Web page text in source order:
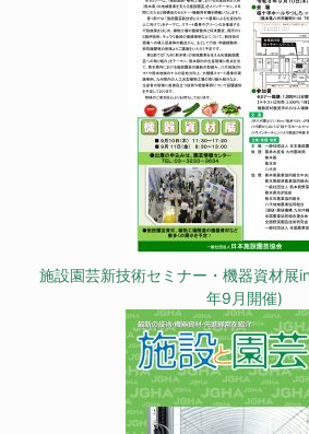
施設園芸新技術セミナー・機器資材展
年9月開催)